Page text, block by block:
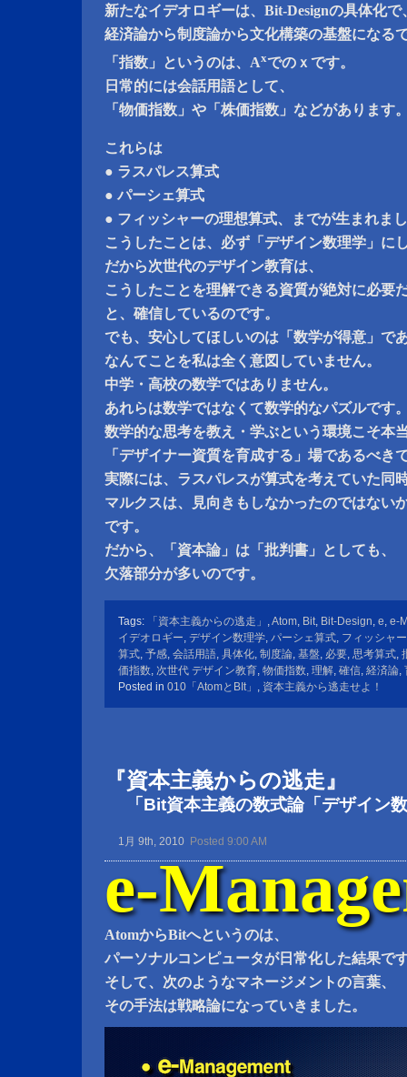
新たなイデオロギーは、Bit-Designの具体化で
経済論から制度論から文化構築の基盤になる
「指数」というのは、Axでのｘです。
日常的には会話用語として、
「物価指数」や「株価指数」などがあります
これらは
● ラスパレス算式
● パーシェ算式
● フィッシャーの理想算式、までが生まれま
こうしたことは、必ず「デザイン数理学」に
だから次世代のデザイン教育は、
こうしたことを理解できる資質が絶対に必要
と、確信しているのです。
でも、安心してほしいのは「数学が得意」で
なんてことを私は全く意図していません。
中学・高校の数学ではありません。
あれらは数学ではなくて数学的なパズルです
数学的な思考を教え・学ぶという環境こそ本
「デザイナー資質を育成する」場であるべき
実際には、ラスパレスが算式を考えていた同
マルクスは、見向きもしなかったのではない
です。
だから、「資本論」は「批判書」としても、
欠落部分が多いのです。
Tags: 「資本主義からの逃走」 ,Atom, Bit, Bit-Design, e, e-
イデオロギー, デザイン数理学, パーシェ算式, フィッシャ
算式, 予感, 会話用語, 具体化, 制度論, 基盤, 必要, 思考算式,
価指数, 次世代 デザイン教育, 物価指数, 理解, 確信, 経済論,
Posted in 010「AtomとBIt」 , 資本主義から逃走せよ！
『資本主義からの逃走』
「Bit資本主義の数式論「デザイン
1月 9th, 2010 Posted 9:00 AM
e-
AtomからBitへというのは、
パーソナルコンピュータが日常化した結果で
そして、次のようなマネージメントの言葉、
その手法は戦略論になっていきました。